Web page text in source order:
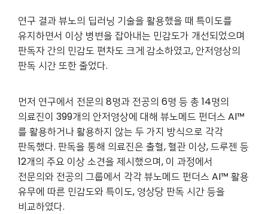
연구 결과 뷰노의 딥러닝 기술을 활용했을 때 특이도를
유지하면서 이상 병변을 잡아내는 민감도가 개선되었으며
판독자 간의 민감도 편차도 크게 감소하였고, 안저영상의
판독 시간 또한 줄었다.
먼저 연구에서 전문의 8명과 전공의 6명 등 총 14명의
의료진이 399개의 안저영상에 대해 뷰노메드 펀더스 AI™
를 활용하거나 활용하지 않는 두 가지 방식으로 각각
판독했다. 판독을 통해 의료진은 출혈, 혈관 이상, 드루젠 등
12개의 주요 이상 소견을 제시했으며, 이 과정에서
전문의와 전공의 그룹에서 각각 뷰노메드 펀더스 AI™ 활용
유무에 따른 민감도와 특이도, 영상당 판독 시간 등을
비교하였다.